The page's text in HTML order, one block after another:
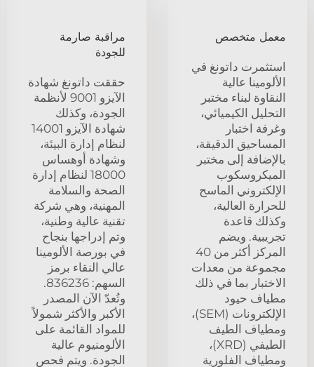
معمل متخصص
استثمرت داتونغ في
الألومينا عالية
النقاوة لبناء مختبر
التحليل الكيميائي،
وغرفة اختبار
المساحيق الدقيقة،
بالإضافة إلى مختبر
الميكروسكوب
الإلكتروني الماسح
للحرارة العالية،
وكذلك قاعدة
تجريبية. ويضم
المركز أكثر من 40
مجموعة من معدات
الاختبار بما في ذلك
مطياف حيود
الإلكترونات (SEM)،
ومطياف الطيف
الطيفي (XRD)،
ومطياف الفلورية
مراقبة صارمة
للجودة
حققت داتونغ شهادة
الآيزو 9001 لأنظمة
الجودة، وكذلك
شهادة الآيزو 14001
لنظام إدارة البيئة،
وشهادة أوهساس
18000 لنظام إدارة
الصحة والسلامة
المهنية، وهي شركة
تقنية عالية وطنية،
وتم إدراجها بنجاح
في بورصة الألومينا
عالي النقاء برمز
السهم: 836236.
وتُعدّ الآن المصدر
الأكبر والأكثر شمولاً
للمواد القائمة على
الألومنيوم عالية
الجودة. ويتم فحص